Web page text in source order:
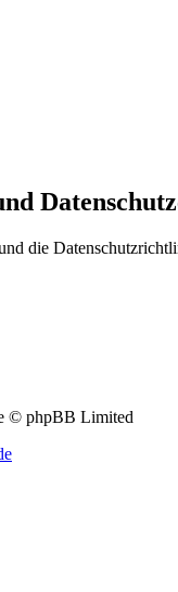
die
© phpBB Limited